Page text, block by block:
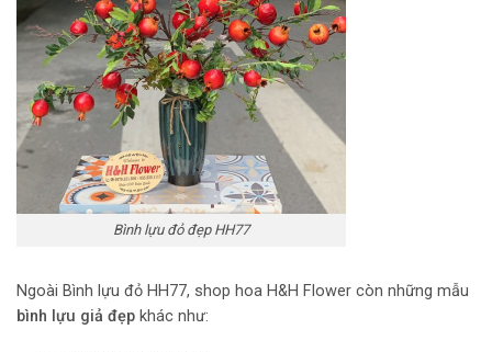
Bình lựu đỏ đẹp HH77
Ngoài Bình lựu đỏ HH77, shop hoa H&H Flower còn những mẫu
bình lựu giả đẹp khác như: